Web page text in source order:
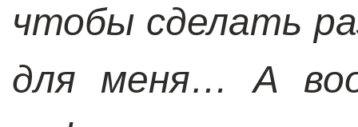
чтобы сделать
для меня… А